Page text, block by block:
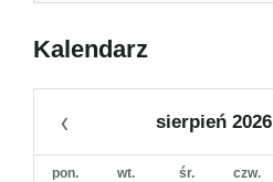
Kalendarz
‹ sierpień 2026
pon. wt. śr. czw.